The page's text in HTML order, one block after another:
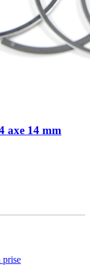
axe 14 mm